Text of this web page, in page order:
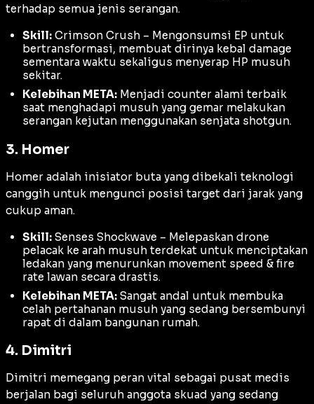
terhadap semua jenis serangan.
Skill: Crimson Crush – Mengonsumsi EP untuk
bertransformasi, membuat dirinya kebal damage
sementara waktu sekaligus menyerap HP musuh
sekitar.
Kelebihan META: Menjadi counter alami terbaik
saat menghadapi musuh yang gemar melakukan
serangan kejutan menggunakan senjata shotgun.
3. Homer
Homer adalah inisiator buta yang dibekali teknologi
canggih untuk mengunci posisi target dari jarak yang
cukup aman.
Skill: Senses Shockwave – Melepaskan drone
pelacak ke arah musuh terdekat untuk menciptakan
ledakan yang menurunkan movement speed & fire
rate lawan secara drastis.
Kelebihan META: Sangat andal untuk membuka
celah pertahanan musuh yang sedang bersembunyi
rapat di dalam bangunan rumah.
4. Dimitri
Dimitri memegang peran vital sebagai pusat medis
berjalan bagi seluruh anggota skuad yang sedang